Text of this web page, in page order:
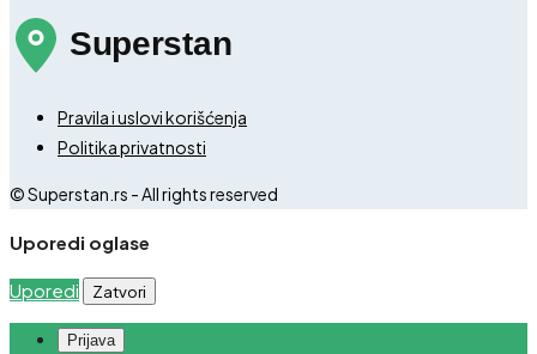
Pravila i uslovi korišćenja
Politika privatnosti
© Superstan.rs - All rights reserved
Uporedi oglase
Uporedi Zatvori
Prijava